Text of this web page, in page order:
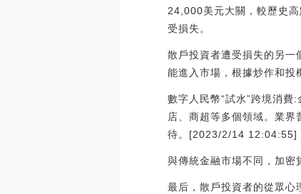
24,000美元大關，較歷史
受損失。
散戶投資者遭受損失的另一
能進入市場，根據炒作和投
數字人民幣“試水”跨境消
店、商超等多個領域。業
待。[2023/2/14 12:04:55]
與傳統金融市場不同，加密
最后，散戶投資者的從眾心